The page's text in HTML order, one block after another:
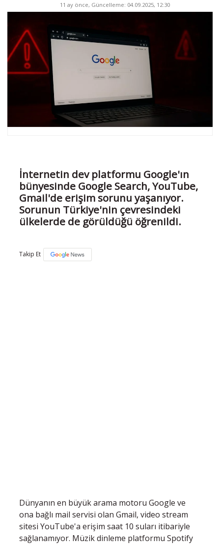
11 ay önce, Güncelleme: 04.09.2025, 12:30
İnternetin dev platformu Google'ın
bünyesinde Google Search, YouTube,
Gmail'de erişim sorunu yaşanıyor.
Sorunun Türkiye'nin çevresindeki
ülkelerde de görüldüğü öğrenildi.
Takip Et
Dünyanın en büyük arama motoru Google ve
ona bağlı mail servisi olan Gmail, video stream
sitesi YouTube'a erişim saat 10 suları itibariyle
sağlanamıyor. Müzik dinleme platformu Spotify